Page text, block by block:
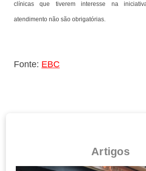
clínicas que tiverem interesse na
atendimento não são obrigatórias.
Fonte: EBC
Artigos